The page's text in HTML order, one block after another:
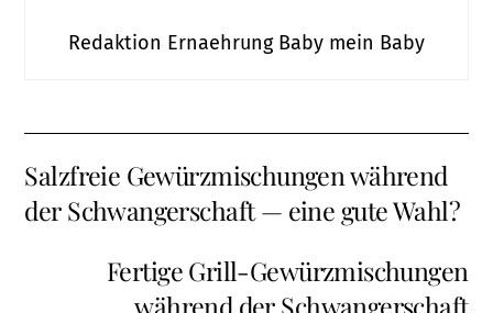
Redaktion Ernaehrung Baby mein Baby
Salzfreie Gewürzmischungen während
der Schwangerschaft — eine gute Wahl?
Fertige Grill-Gewürzmischungen
während der Schwangerschaft